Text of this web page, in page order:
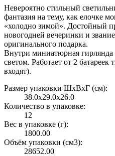
Невероятно стильный
фантазия на тему, как елочке
«холодно зимой». Достойный
новогодней вечеринки и
оригинального подарка.
Внутри миниатюрная
светом. Работает от 2
входят).
Размер упаковки ШxВxГ (см):
38.0x29.0x26.0
Количество в упаковке:
12
Вес в упаковке (г):
1800.00
Объём упаковки (см3):
28652.00